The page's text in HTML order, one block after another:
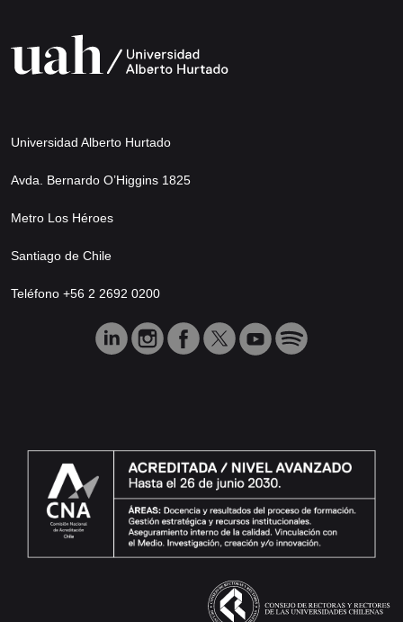
Universidad Alberto Hurtado
Avda. Bernardo O’Higgins 1825
Metro Los Héroes
Santiago de Chile
Teléfono +56 2 2692 0200